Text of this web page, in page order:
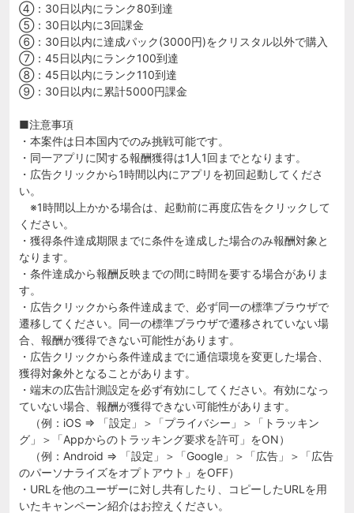
④：30日以内にランク80到達
⑤：30日以内に3回課金
⑥：30日以内に達成パック(3000円)をクリスタル以外で購入
⑦：45日以内にランク100到達
⑧：45日以内にランク110到達
⑨：30日以内に累計5000円課金
■注意事項
・本案件は日本国内でのみ挑戦可能です。
・同一アプリに関する報酬獲得は1人1回までとなります。
・広告クリックから1時間以内にアプリを初回起動してくださ
い。
※1時間以上かかる場合は、起動前に再度広告をクリックして
ください。
・獲得条件達成期限までに条件を達成した場合のみ報酬対象と
なります。
・条件達成から報酬反映までの間に時間を要する場合がありま
す。
・広告クリックから条件達成まで、必ず同一の標準ブラウザで
遷移してください。同一の標準ブラウザで遷移されていない場
合、報酬が獲得できない可能性があります。
・広告クリックから条件達成までに通信環境を変更した場合、
獲得対象外となることがあります。
・端末の広告計測設定を必ず有効にしてください。有効になっ
ていない場合、報酬が獲得できない可能性があります。
（例：iOS ⇒ 「設定」＞「プライバシー」＞「トラッキン
グ」＞「Appからのトラッキング要求を許可」をON）
（例：Android ⇒ 「設定」＞「Google」＞「広告」＞「広告
のパーソナライズをオプトアウト」をOFF）
・URLを他のユーザーに対し共有したり、コピーしたURLを用
いたキャンペーン紹介はお控えください。